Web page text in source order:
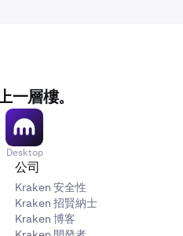
一層樓。
Desktop
公司
Kraken 安全性
Kraken 招賢納士
Kraken 博客